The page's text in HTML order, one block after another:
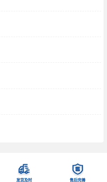
发货及时 售后完善